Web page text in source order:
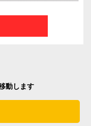
動します